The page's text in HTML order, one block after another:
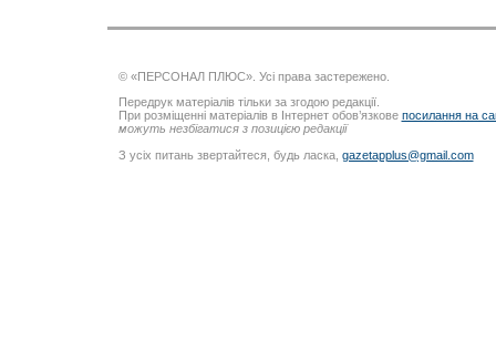
© «ПЕРСОНАЛ ПЛЮС». Усі права застережено.
Передрук матеріалів тільки за згодою редакції.
При розміщенні матеріалів в Інтернет обов’язкове посилання на
можуть незбігатися з позицією редакції
З усіх питань звертайтеся, будь ласка, gazetapplus@gmail.com